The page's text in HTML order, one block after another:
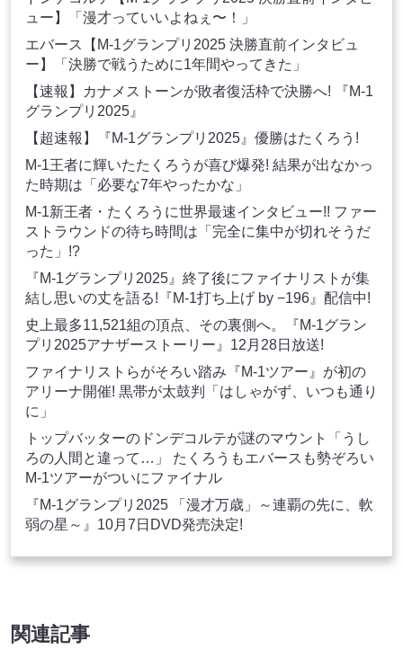
ュー】「漫才っていいよねぇ〜！」
エバース【M-1グランプリ2025 決勝直前インタビュ
ー】「決勝で戦うために1年間やってきた」
【速報】カナメストーンが敗者復活枠で決勝へ! 『M-1
グランプリ2025』
【超速報】『M-1グランプリ2025』優勝はたくろう!
M-1王者に輝いたたくろうが喜び爆発! 結果が出なかっ
た時期は「必要な7年やったかな」
M-1新王者・たくろうに世界最速インタビュー!! ファー
ストラウンドの待ち時間は「完全に集中が切れそうだ
った」!?
『M-1グランプリ2025』終了後にファイナリストが集
結し思いの丈を語る!『M-1打ち上げ by −196』配信中!
史上最多11,521組の頂点、その裏側へ。『M-1グラン
プリ2025アナザーストーリー』12月28日放送!
ファイナリストらがそろい踏み『M-1ツアー』が初の
アリーナ開催! 黒帯が太鼓判「はしゃがず、いつも通り
に」
トップバッターのドンデコルテが謎のマウント「うし
ろの人間と違って…」 たくろうもエバースも勢ぞろい
M-1ツアーがついにファイナル
『M-1グランプリ2025 「漫才万歳」～連覇の先に、軟
弱の星～』10月7日DVD発売決定!
関連記事